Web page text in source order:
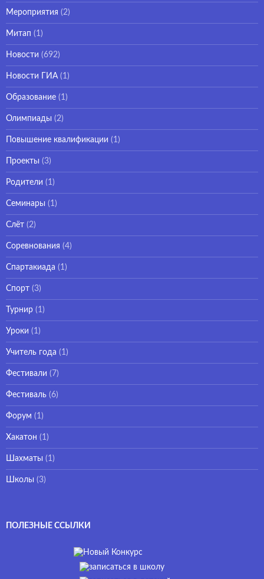
Мероприятия (2)
Митап (1)
Новости (692)
Новости ГИА(1)
Образование (1)
Олимпиады (2)
Повышение квалификации (1)
Проекты (3)
Родители (1)
Семинары (1)
Слёт (2)
Соревнования (4)
Спартакиада (1)
Спорт (3)
Турнир (1)
Уроки (1)
Учитель года (1)
Фестивали (7)
Фестиваль (6)
Форум (1)
Хакатон (1)
Шахматы (1)
Школы (3)
ПОЛЕЗНЫЕ ССЫЛКИ